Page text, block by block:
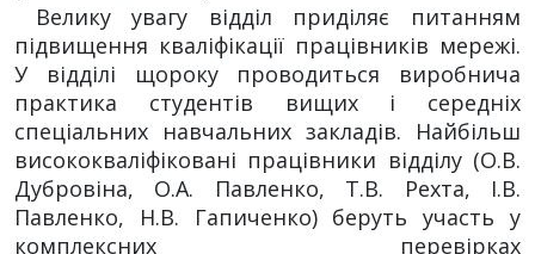
Велику увагу відділ приділяє питанням
підвищення кваліфікації працівників мережі.
У відділі щороку проводиться виробнича
практика студентів вищих і середніх
спеціальних навчальних закладів. Найбільш
висококваліфіковані працівники відділу (О.В.
Дубровіна, О.А. Павленко, Т.В. Рехта, І.В.
Павленко, Н.В. Гапиченко) беруть участь у
комплексних перевірках